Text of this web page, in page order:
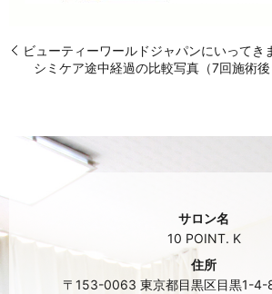
ビューティーワールドジャパンにいってき
シミケア途中経過の比較写真（7回施術後
サロン名
10 POINT. K
住所
〒153-0063 東京都目黒区目黒1-4-